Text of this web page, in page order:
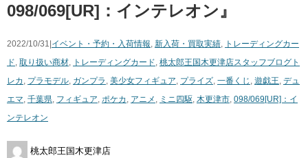
098/069[UR]：インテレオン』
2022/10/31|イベント・予約・入荷情報 新入荷・買取実績
トレーディングカー
ド 取り扱い商材 トレーディングカード 桃太郎王国木更津店スタッフブログ ト
レカ
プラモデル ガンプラ 美少女フィギュア プライズ 一番くじ 遊戯王 デュ
エマ 千葉県 フィギュア ポケカ アニメ ミニ四駆 木更津市 098/069[UR]：イ
ンテレオン
桃太郎王国木更津店